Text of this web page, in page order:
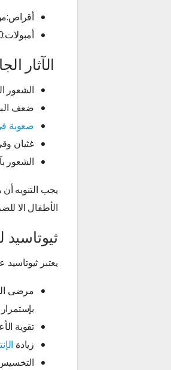
أقراص:من 300 الى 1800 مجم على 3
أمبولات:600 مجم يوميا ويستمر لمدة من إسبوعين إلى 3 أسابيع.
الآثار
الشعور
ضعف
صعوبة
غثيان
الشعور
يجب التنويه
الأطفال الا
يعتبر
مرضى
تقوية
زيادة